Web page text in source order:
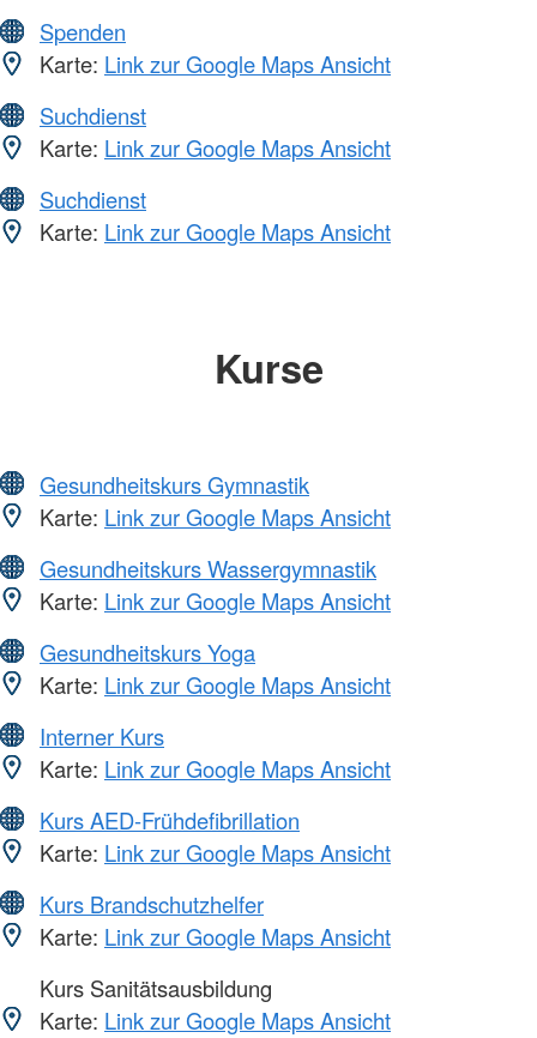
Spenden
Karte: Link zur Google Maps Ansicht
Suchdienst
Karte: Link zur Google Maps Ansicht
Suchdienst
Karte: Link zur Google Maps Ansicht
Kurse
Gesundheitskurs Gymnastik
Karte: Link zur Google Maps Ansicht
Gesundheitskurs Wassergymnastik
Karte: Link zur Google Maps Ansicht
Gesundheitskurs Yoga
Karte: Link zur Google Maps Ansicht
Interner Kurs
Karte: Link zur Google Maps Ansicht
Kurs AED-Frühdefibrillation
Karte: Link zur Google Maps Ansicht
Kurs Brandschutzhelfer
Karte: Link zur Google Maps Ansicht
Kurs Sanitätsausbildung
Karte: Link zur Google Maps Ansicht